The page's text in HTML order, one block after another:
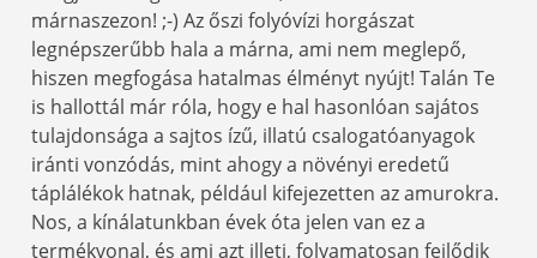
márnaszezon! ;-) Az őszi folyóvízi horgászat
legnépszerűbb hala a márna, ami nem meglepő,
hiszen megfogása hatalmas élményt nyújt! Talán Te
is hallottál már róla, hogy e hal hasonlóan sajátos
tulajdonsága a sajtos ízű, illatú csalogatóanyagok
iránti vonzódás, mint ahogy a növényi eredetű
táplálékok hatnak, például kifejezetten az amurokra.
Nos, a kínálatunkban évek óta jelen van ez a
termékvonal, és ami azt illeti, folyamatosan fejlődik